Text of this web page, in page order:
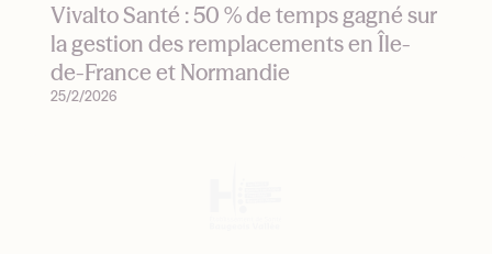
Vivalto Santé : 50 % de temps gagné sur
la gestion des remplacements en Île-
de-France et Normandie
25/2/2026